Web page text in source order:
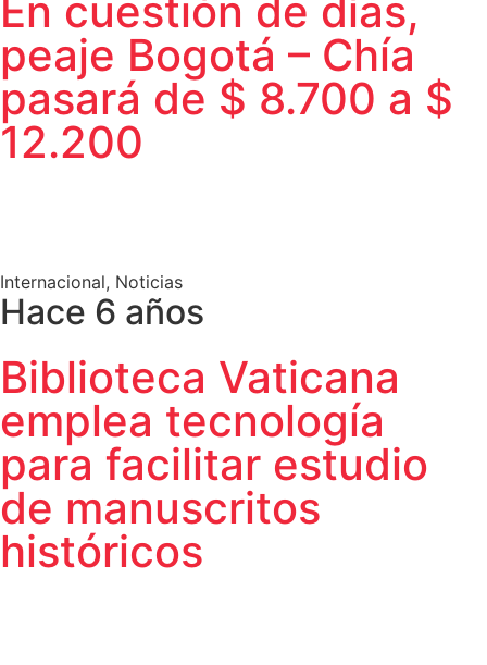
En cuestión de días,
peaje Bogotá – Chía
pasará de $ 8.700 a $
12.200
Internacional, Noticias
Hace 6 años
Biblioteca Vaticana
emplea tecnología
para facilitar estudio
de manuscritos
históricos